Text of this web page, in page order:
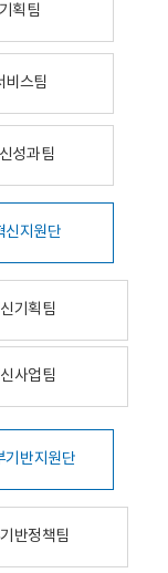
획팀
비스팀
성과팀
신지원단
기획팀
사업팀
기반지원단
반정책팀